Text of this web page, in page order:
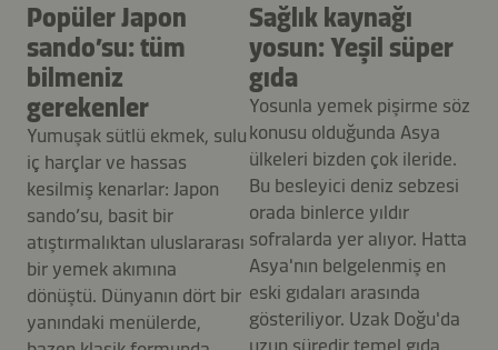
Popüler Japon
sando’su: tüm
bilmeniz
gerekenler
Yumuşak sütlü ekmek, sulu
iç harçlar ve hassas
kesilmiş kenarlar: Japon
sando’su, basit bir
atıştırmalıktan uluslararası
bir yemek akımına
dönüştü. Dünyanın dört bir
yanındaki menülerde,
Sağlık kaynağı
yosun: Yeşil süper
gıda
Yosunla yemek pişirme söz
konusu olduğunda Asya
ülkeleri bizden çok ileride.
Bu besleyici deniz sebzesi
orada binlerce yıldır
sofralarda yer alıyor. Hatta
Asya'nın belgelenmiş en
eski gıdaları arasında
gösteriliyor. Uzak Doğu'da